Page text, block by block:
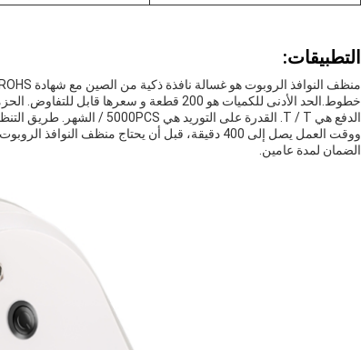
التطبيقات:
ووقت العمل يصل إلى 400 دقيقة، قبل أن يحتاج منظف
الضمان لمدة عامين.